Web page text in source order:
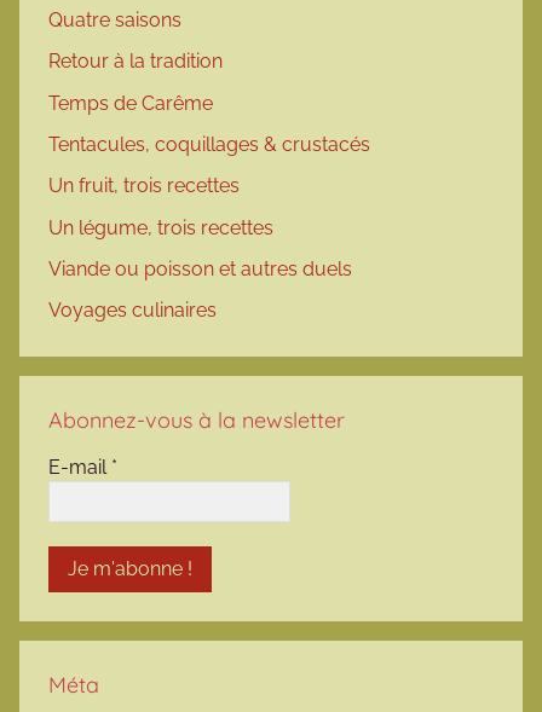
Quatre saisons
Retour à la tradition
Temps de Carême
Tentacules, coquillages & crustacés
Un fruit, trois recettes
Un légume, trois recettes
Viande ou poisson et autres duels
Voyages culinaires
Abonnez-vous à la newsletter
E-mail *
Méta